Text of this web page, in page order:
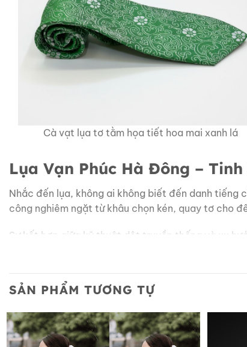
Cà vạt lụa tơ tằm họa tiết hoa mai xanh lá
Lụa Vạn Phúc Hà Đông –
Nhắc đến lụa, không ai không biết đến danh tiếng
công nghiêm ngặt từ khâu chọn kén, quay tơ cho
Sự kết hợp giữa kỹ thuật dệt truyền thống và xu
Ứng dụng hoàn hảo trong cuộc
Sử dụng trong các buổi họp quan trọng, lễ cưới
SẢN PHẨM TƯƠNG TỰ